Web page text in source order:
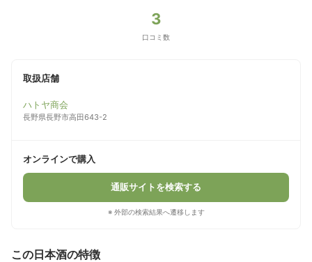
3
口コミ数
取扱店舗
ハトヤ商会
長野県長野市高田643-2
オンラインで購入
通販サイトを検索する
※ 外部の検索結果へ遷移します
この日本酒の特徴